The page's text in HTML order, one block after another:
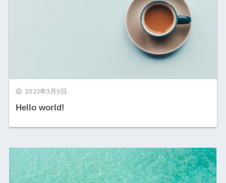
2022年3月5日
Hello world!